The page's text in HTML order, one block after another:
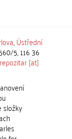
,Ústřední
5, 116 36
[at]
složky